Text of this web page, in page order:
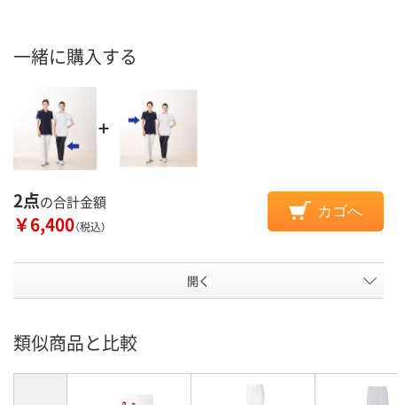
一緒に購入する
2点の合計金額
￥6,400（税込）
カゴへ
開く
類似商品と比較